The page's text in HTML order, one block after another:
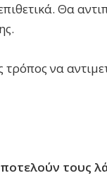
Θα
να
τους